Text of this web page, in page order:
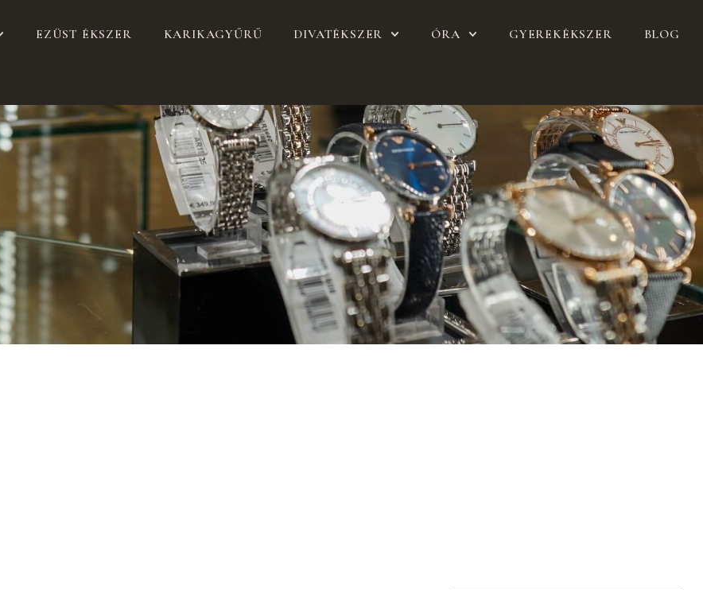
EZÜST ÉKSZER KARIKAGYŰRŰ DIVATÉKSZER ÓRA GYEREKÉKSZER BLOG